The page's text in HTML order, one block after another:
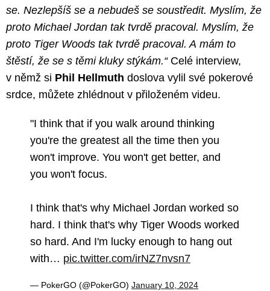
se. Nezlepšíš se a nebudeš se soustředit. Myslím, že
proto Michael Jordan tak tvrdě pracoval. Myslím, že
proto Tiger Woods tak tvrdě pracoval. A mám to
štěstí, že se s těmi kluky stýkám.“Celé interview,
v němž si Phil Hellmuth doslova vylil své pokerové
srdce, můžete zhlédnout v přiloženém videu.
"I think that if you walk around thinking
you're the greatest all the time then you
won't improve. You won't get better, and
you won't focus.
I think that's why Michael Jordan worked so
hard. I think that's why Tiger Woods worked
so hard. And I'm lucky enough to hang out
with… pic.twitter.com/irNZ7nvsn7
— PokerGO (@PokerGO) January 10, 2024